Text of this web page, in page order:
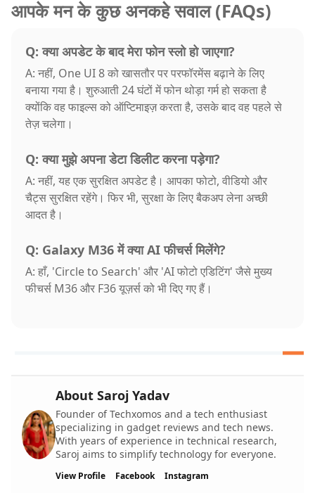
आपके मन के कुछ अनकहे सवाल (FAQs)
Q: क्या अपडेट के बाद मेरा फोन स्लो हो जाएगा?
A: नहीं, One UI 8 को खासतौर पर परफॉरमेंस बढ़ाने के लिए
बनाया गया है। शुरुआती 24 घंटों में फोन थोड़ा गर्म हो सकता है
क्योंकि वह फाइल्स को ऑप्टिमाइज़ करता है, उसके बाद वह पहले से
तेज़ चलेगा।
Q: क्या मुझे अपना डेटा डिलीट करना पड़ेगा?
A: नहीं, यह एक सुरक्षित अपडेट है। आपका फोटो, वीडियो और
चैट्स सुरक्षित रहेंगे। फिर भी, सुरक्षा के लिए बैकअप लेना अच्छी
आदत है।
Q: Galaxy M36 में क्या AI फीचर्स मिलेंगे?
A: हाँ, 'Circle to Search' और 'AI फोटो एडिटिंग' जैसे मुख्य
फीचर्स M36 और F36 यूज़र्स को भी दिए गए हैं।
About Saroj Yadav
Founder of Techxomos and a tech enthusiast
specializing in gadget reviews and tech news.
With years of experience in technical research,
Saroj aims to simplify technology for everyone.
View Profile Facebook Instagram